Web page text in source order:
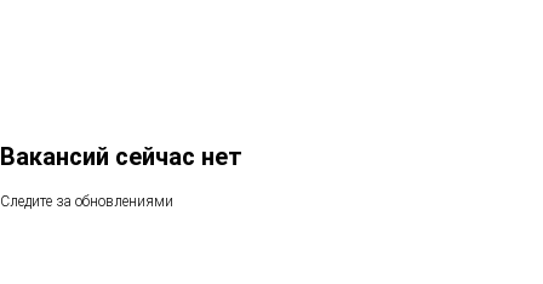
Вакансий сейчас нет
Следите за обновлениями